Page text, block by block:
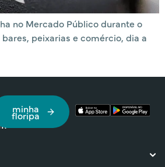
no Mercado Público durante o
peixarias e comércio, dia a
minha
floripa